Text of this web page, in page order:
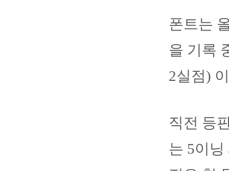
폰트는
을 기록
2실점)
직전 등
는 5이닝